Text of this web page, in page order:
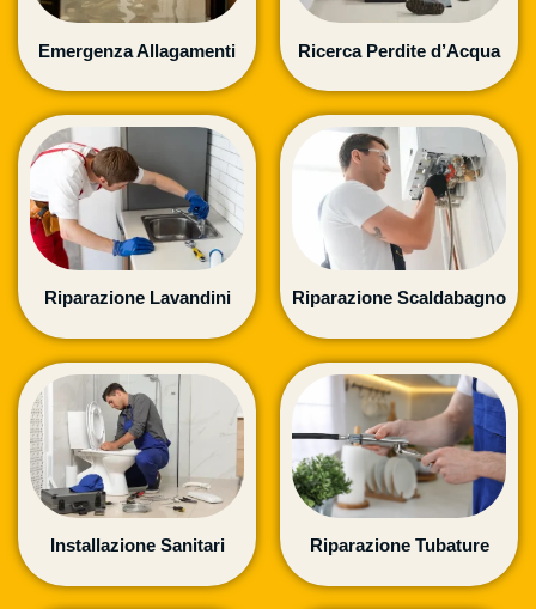
Emergenza Allagamenti Ricerca Perdite d’Acqua
Riparazione Lavandini Riparazione Scaldabagno
Installazione Sanitari Riparazione Tubature